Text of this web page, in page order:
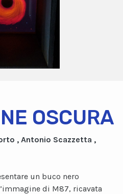
OSCURA
, Antonio Scazzetta ,
un buco nero
di M87, ricavata